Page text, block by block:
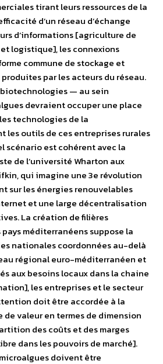
tirant leurs ressources de la
d’un réseau d’échange
d’informations [agriculture de
logistique], les connexions
commune de stockage et
par les acteurs du réseau.
— au sein
devraient occuper une place
technologies de la
les outils de ces entreprises rurales
scénario est cohérent avec la
de l’université Wharton aux
qui imagine une 3e révolution
sur les énergies renouvelables
et une large décentralisation
La création de filières
méditerranéens suppose la
nationales coordonnées au-delà
régional euro-méditerranéen et
aux besoins locaux dans la chaine
les entreprises et le secteur
doit être accordée à la
valeur en termes de dimension
des coûts et des marges
dans les pouvoirs de marché].
doivent être